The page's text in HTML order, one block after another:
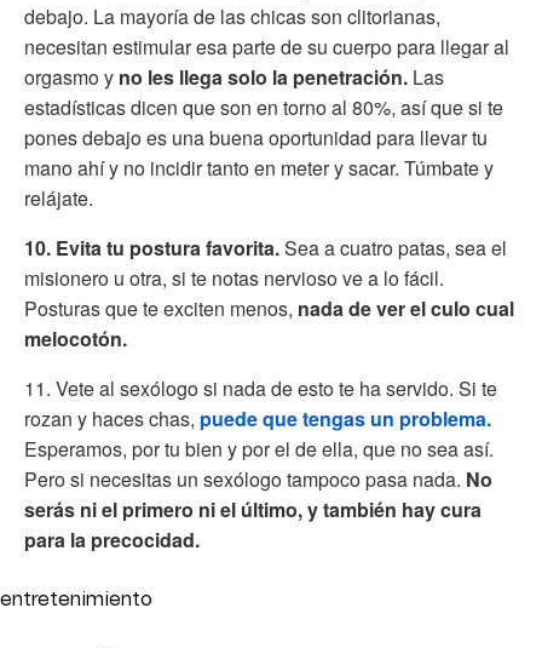
debajo. La mayoría de las chicas son clitorianas,
necesitan estimular esa parte de su cuerpo para llegar al
orgasmo y no les llega solo la penetración. Las
estadísticas dicen que son en torno al 80%, así que si te
pones debajo es una buena oportunidad para llevar tu
mano ahí y no incidir tanto en meter y sacar. Túmbate y
relájate.
10. Evita tu postura favorita.Sea a cuatro patas, sea el
misionero u otra, si te notas nervioso ve a lo fácil.
Posturas que te exciten menos, nada de ver el culo cual
melocotón.
11. Vete al sexólogo si nada de esto te ha servido. Si te
rozan y haces chas, puede que tengas un problema.
Esperamos, por tu bien y por el de ella, que no sea así.
Pero si necesitas un sexólogo tampoco pasa nada. No
serás ni el primero ni el último, y también hay cura
para la precocidad.
entretenimiento